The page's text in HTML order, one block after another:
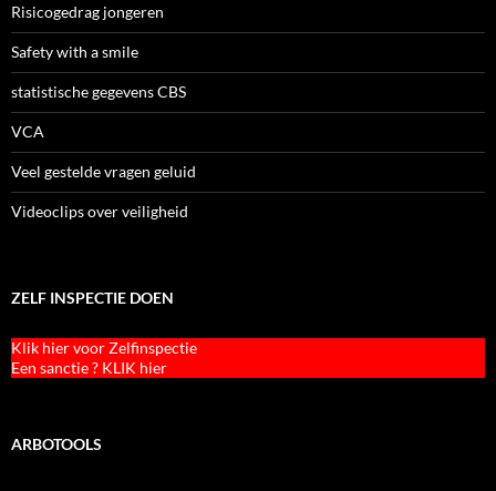
Risicogedrag jongeren
Safety with a smile
statistische gegevens CBS
VCA
Veel gestelde vragen geluid
Videoclips over veiligheid
ZELF INSPECTIE DOEN
Klik hier voor Zelfinspectie
Een sanctie ? KLIK hier
ARBOTOOLS